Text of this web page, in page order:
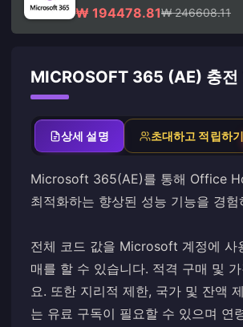
₩ 194478.81₩ 246608.11
MICROSOFT 365 (AE) 충전
상세 설명 초대하고 적립하기
Microsoft 365(AE)를 통해 Office
최적화하는 향상된 성능 기능을 경
전체 코드 값을 Microsoft 계정에
매를 할 수 있습니다. 적격 구매 및
요. 또한 지리적 제한, 국가 및 잔액
는 유료 구독이 필요할 수 있으며 연